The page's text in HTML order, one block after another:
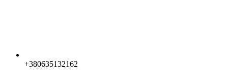
+380635132162